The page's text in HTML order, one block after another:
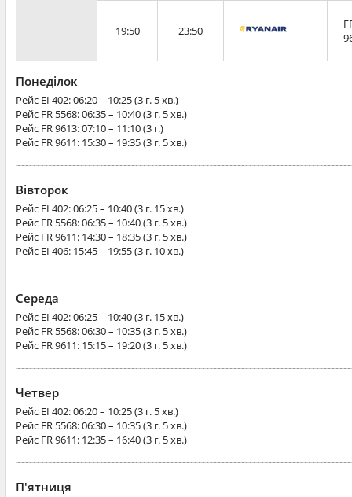
19:50 23:50
Понеділок
Рейс EI 402: 06:20 – 10:25 (3 г. 5 хв.)
Рейс FR 5568: 06:35 – 10:40 (3 г. 5 хв.)
Рейс FR 9613: 07:10 – 11:10 (3 г.)
Рейс FR 9611: 15:30 – 19:35 (3 г. 5 хв.)
Вівторок
Рейс EI 402: 06:25 – 10:40 (3 г. 15 хв.)
Рейс FR 5568: 06:35 – 10:40 (3 г. 5 хв.)
Рейс FR 9611: 14:30 – 18:35 (3 г. 5 хв.)
Рейс EI 406: 15:45 – 19:55 (3 г. 10 хв.)
Середа
Рейс EI 402: 06:25 – 10:40 (3 г. 15 хв.)
Рейс FR 5568: 06:30 – 10:35 (3 г. 5 хв.)
Рейс FR 9611: 15:15 – 19:20 (3 г. 5 хв.)
Четвер
Рейс EI 402: 06:20 – 10:25 (3 г. 5 хв.)
Рейс FR 5568: 06:30 – 10:35 (3 г. 5 хв.)
Рейс FR 9611: 12:35 – 16:40 (3 г. 5 хв.)
П'ятниця